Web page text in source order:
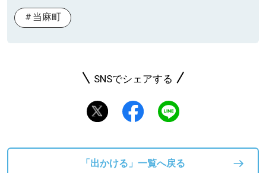
当麻町
SNSでシェアする
「出かける」一覧へ戻る